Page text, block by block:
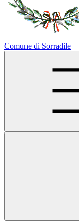
Comune di Sorradile